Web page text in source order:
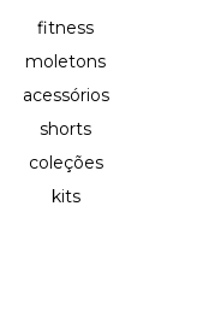
fitness
moletons
acessórios
shorts
coleções
kits